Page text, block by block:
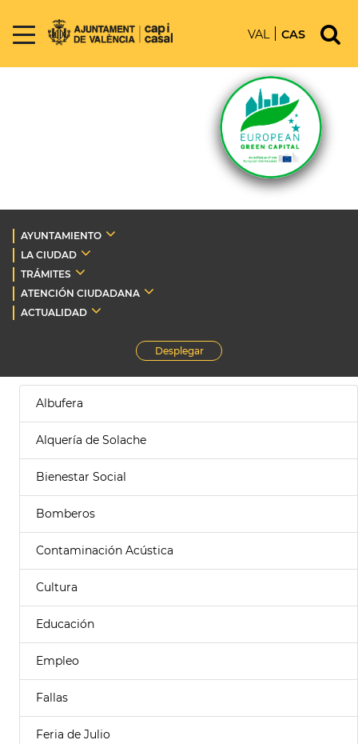
VAL CAS
AYUNTAMIENTO
LA CIUDAD
TRÁMITES
ATENCIÓN CIUDADANA
ACTUALIDAD
Desplegar
Albufera
Alquería de Solache
Bienestar Social
Bomberos
Contaminación Acústica
Cultura
Educación
Empleo
Fallas
Feria de Julio